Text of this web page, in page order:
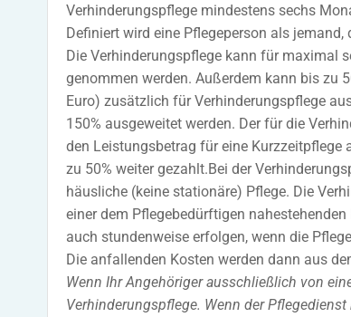
Verhinderungspflege mindestens sechs
Definiert wird eine Pflegeperson als
Die Verhinderungspflege kann für maximal
genommen werden. Außerdem kann bis zu
Euro) zusätzlich für Verhinderungspflege
150% ausgeweitet werden. Der für die
den Leistungsbetrag für eine Kurzzeitpflege
zu 50% weiter gezahlt.Bei der
häusliche (keine stationäre) Pflege. Die
einer dem Pflegebedürftigen
auch stundenweise erfolgen, wenn die
Die anfallenden Kosten werden dann aus
Wenn Ihr Angehöriger ausschließlich von
Verhinderungspflege. Wenn der